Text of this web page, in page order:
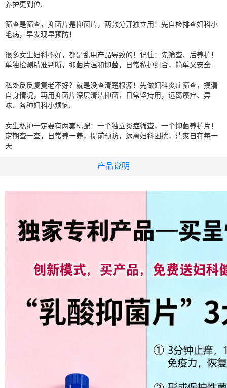
养护更到位.
筛查是筛查，抑菌片是抑菌片，两款分开独立用！先自检排查妇科小
毛病，早发现早预防！
很多女生妇科不好，都是乱用产品导致的！记住：先筛查、后养护！
单独检测精准判断，抑菌片温和抑菌，日常私护组合，简单又安全.
私处反反复复老不好？就是没查清楚根源！先做妇科炎症筛查，摸清
自身情况，再用抑菌片深层清洁抑菌，日常坚持用，远离瘙痒、异
味、各种妇科小烦恼.
女生私护一定要有两套标配：一个独立炎症筛查，一个抑菌养护片！
定期查一查，日常养一养，提前预防，远离妇科困扰，清爽自在每一
天.
产品说明